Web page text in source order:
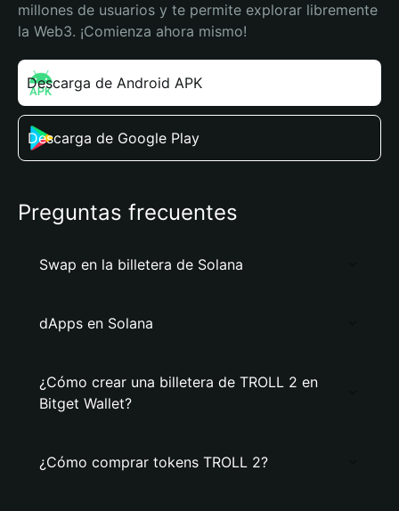
millones de usuarios y te permite explorar libremente
la Web3. ¡Comienza ahora mismo!
Descarga de Android APK
Descarga de Google Play
Preguntas frecuentes
Swap en la billetera de Solana
dApps en Solana
¿Cómo crear una billetera de TROLL 2 en
Bitget Wallet?
¿Cómo comprar tokens TROLL 2?